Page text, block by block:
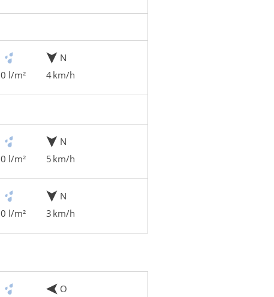
0 l/m²
N
4 km/h
0 l/m²
N
5 km/h
0 l/m²
N
3 km/h
O